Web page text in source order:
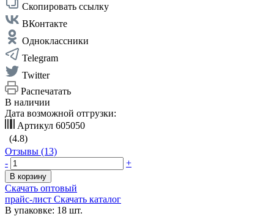
Скопировать ссылку
ВКонтакте
Одноклассники
Telegram
Twitter
Распечатать
В наличии
Дата возможной отгрузки:
Артикул 605050
(4.8)
Отзывы (13)
-
+
В корзину
Скачать оптовый
прайс-лист Скачать каталог
В упаковке: 18 шт.